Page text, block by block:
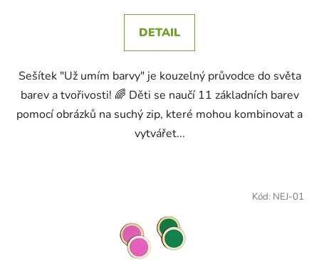
DETAIL
Sešítek "Už umím barvy" je kouzelný průvodce do světa
barev a tvořivosti! 🌈 Děti se naučí 11 základních barev
pomocí obrázků na suchý zip, které mohou kombinovat a
vytvářet...
Kód: NEJ-01